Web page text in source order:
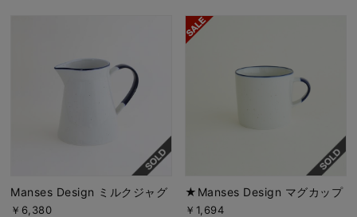
Manses Design ミルクジャグ
￥6,380
★Manses Design マグカップ
￥1,694